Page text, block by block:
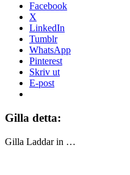
Facebook
X
LinkedIn
Tumblr
WhatsApp
Pinterest
Skriv ut
E-post
Gilla detta:
Gilla Laddar in …